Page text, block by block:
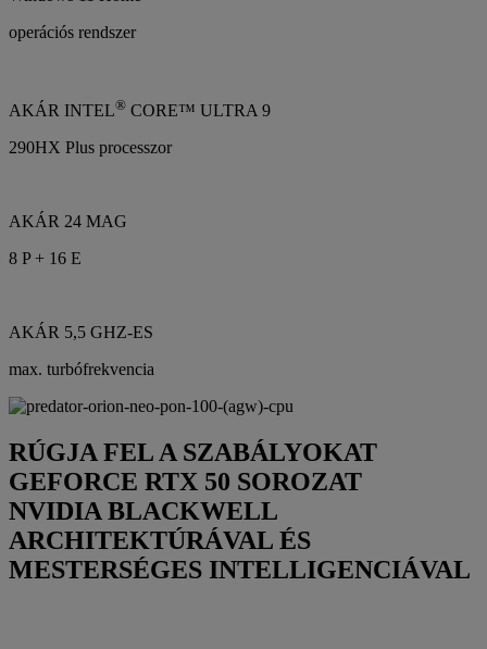
operációs rendszer
AKÁR INTEL® CORE™ ULTRA 9
290HX Plus processzor
AKÁR 24 MAG
8 P + 16 E
AKÁR 5,5 GHZ-ES
max. turbófrekvencia
RÚGJA FEL A SZABÁLYOKAT
GEFORCE RTX 50 SOROZAT
NVIDIA BLACKWELL
ARCHITEKTÚRÁVAL ÉS
MESTERSÉGES INTELLIGENCIÁVAL